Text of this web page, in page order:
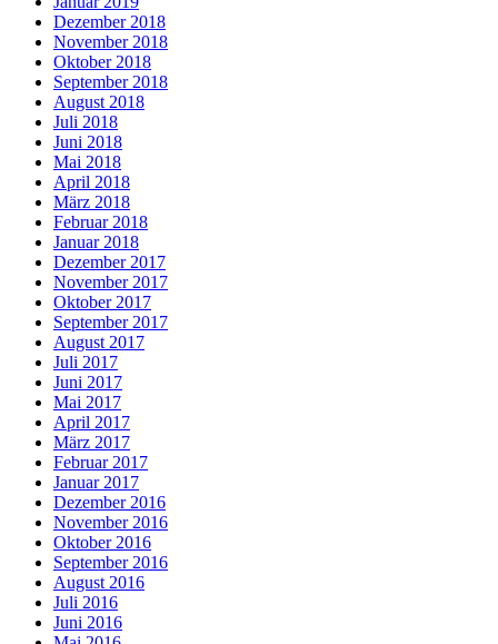
Dezember 2018
November 2018
Oktober 2018
September 2018
August 2018
Juli 2018
Juni 2018
Mai 2018
April 2018
März 2018
Februar 2018
Januar 2018
Dezember 2017
November 2017
Oktober 2017
September 2017
August 2017
Juli 2017
Juni 2017
Mai 2017
April 2017
März 2017
Februar 2017
Januar 2017
Dezember 2016
November 2016
Oktober 2016
September 2016
August 2016
Juli 2016
Juni 2016